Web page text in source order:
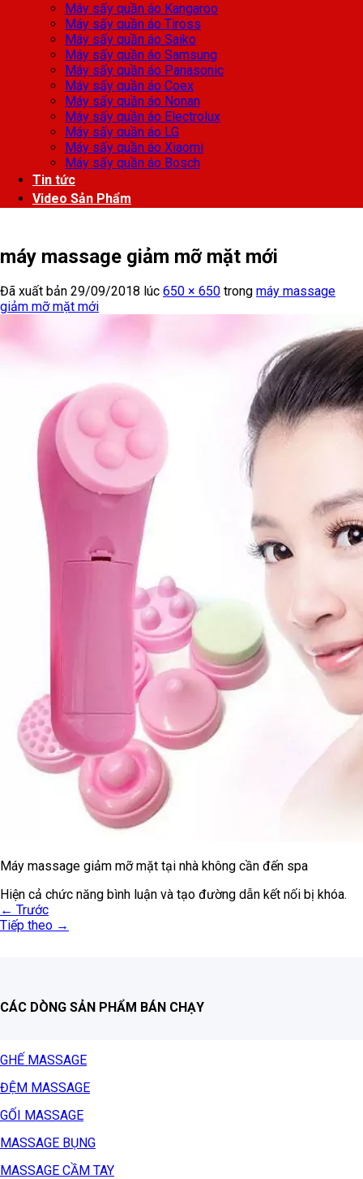
Máy sấy quần áo Kangaroo
Máy sấy quần áo Tiross
Máy sấy quần áo Saiko
Máy sấy quần áo Samsung
Máy sấy quần áo Panasonic
Máy sấy quần áo Coex
Máy sấy quần áo Nonan
Máy sấy quần áo Electrolux
Máy sấy quần áo LG
Máy sấy quần áo Xiaomi
Máy sấy quần áo Bosch
Tin tức
Video Sản Phẩm
máy massage giảm mỡ mặt mới
Đã xuất bản 29/09/2018 lúc 650 × 650 trong máy massage
giảm mỡ mặt mới
Máy massage giảm mỡ mặt tại nhà không cần đến spa
Hiện cả chức năng bình luận và tạo đường dẫn kết nối bị khóa.
← Trước
Tiếp theo →
CÁC DÒNG SẢN PHẨM BÁN CHẠY
GHẾ MASSAGE
ĐỆM MASSAGE
GỐI MASSAGE
MASSAGE BỤNG
MASSAGE CẦM TAY